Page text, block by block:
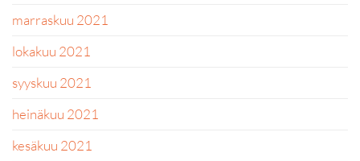
marraskuu 2021
lokakuu 2021
syyskuu 2021
heinäkuu 2021
kesäkuu 2021